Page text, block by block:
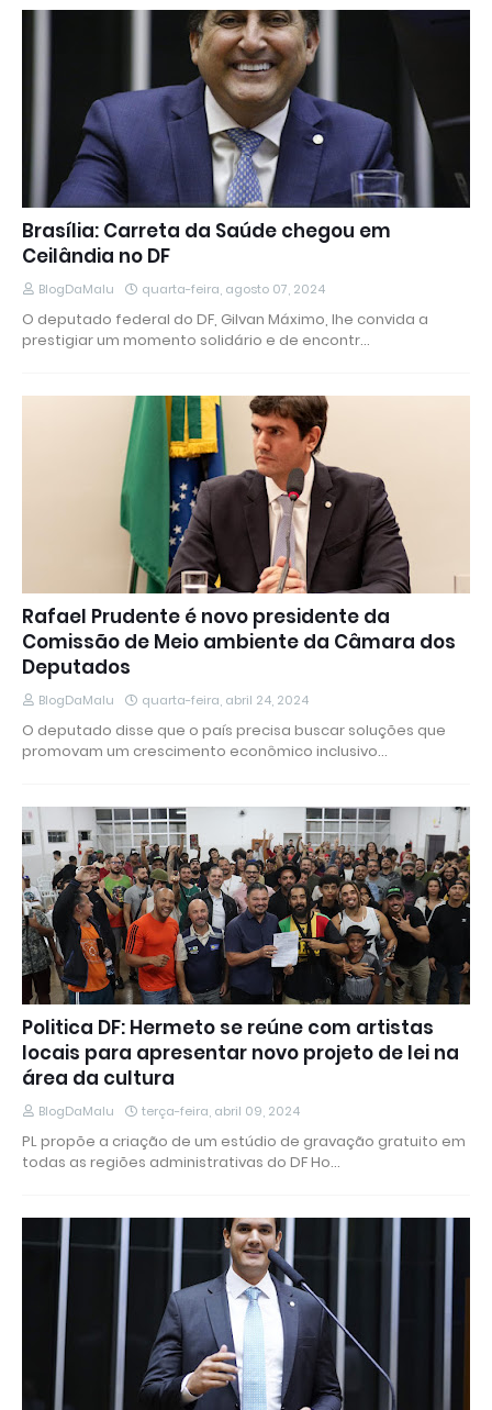
Brasília: Carreta da Saúde chegou em
Ceilândia no DF
BlogDaMalu quarta-feira, agosto 07, 2024
O deputado federal do DF, Gilvan Máximo, lhe convida a
prestigiar um momento solidário e de encontr…
Rafael Prudente é novo presidente da
Comissão de Meio ambiente da Câmara dos
Deputados
BlogDaMalu quarta-feira, abril 24, 2024
O deputado disse que o país precisa buscar soluções que
promovam um crescimento econômico inclusivo…
Politica DF: Hermeto se reúne com artistas
locais para apresentar novo projeto de lei na
área da cultura
BlogDaMalu terça-feira, abril 09, 2024
PL propõe a criação de um estúdio de gravação gratuito em
todas as regiões administrativas do DF Ho…